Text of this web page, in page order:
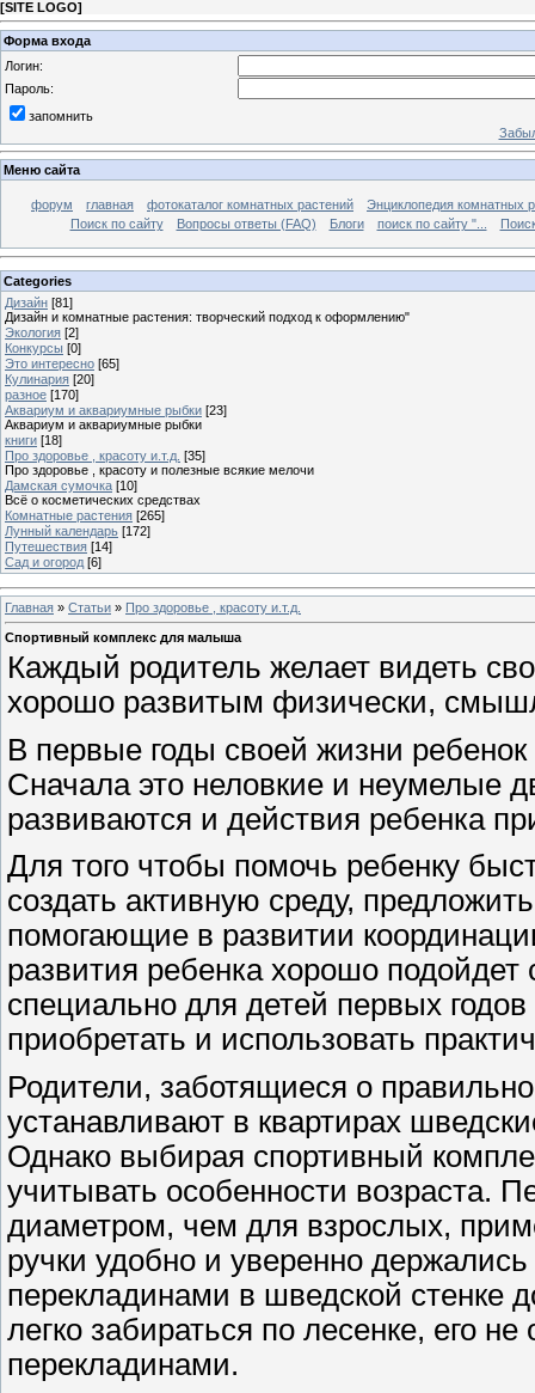
[SITE LOGO]
Форма входа
Логин:
Пароль:
запомнить
Меню сайта
форум главная фотокаталог комнатных растений
Энциклопедия комнатных
Поиск по сайту
Вопросы ответы (FAQ) Блоги поиск по сайту "...
Categories
Дизайн [81]
Дизайн и комнатные растения: творческий подход к оформлению"
Экология [2]
Конкурсы [0]
Это интересно [65]
Кулинария [20]
разное [170]
Аквариум и аквариумные рыбки [23]
Аквариум и аквариумные рыбки
книги [18]
Про здоровье , красоту и.т.д. [35]
Про здоровье , красоту и полезные всякие мелочи
Дамская сумочка [10]
Всё о косметических средствах
Комнатные растения [265]
Лунный календарь [172]
Путешествия [14]
Сад и огород [6]
Главная » Статьи » Про здоровье , красоту и.т.д.
Спортивный комплекс для малыша
Каждый родитель желает видеть
хорошо развитым физически,
В первые годы своей жизни
Сначала это неловкие и неумелые
развиваются и действия ребенка
Для того чтобы помочь ребенку
создать активную среду,
помогающие в развитии
развития ребенка хорошо
специально для детей первых
приобретать и использовать
Родители, заботящиеся о
устанавливают в квартирах
Однако выбирая спортивный
учитывать особенности возраста.
диаметром, чем для взрослых,
ручки удобно и уверенно
перекладинами в шведской стенке
легко забираться по лесенке, его
перекладинами.